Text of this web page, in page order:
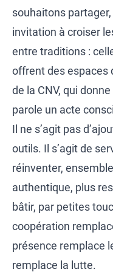
souhaitons
invitation à croiser
entre traditions :
offrent des espaces
de la CNV, qui
parole un acte
Il ne s’agit pas
outils. Il s’agit de
réinventer,
authentique, plus
bâtir, par petites
coopération
présence remplace
remplace la lutte.